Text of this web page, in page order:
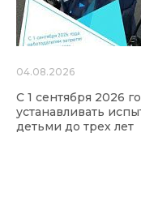
04.08.2026
С 1 сентября 2026
устанавливать
детьми до трех лет